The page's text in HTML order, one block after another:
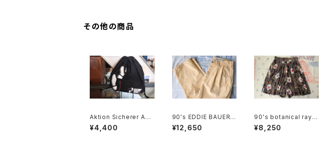
その他の商品
Aktion Sicherer Auft
ritt cotton promotio
nal drawstring Bag
¥4,400
90's EDDIE BAUER c
otton-duck 2-tuck
Pants
¥12,650
90's botanical rayo
n tucked Culottes
¥8,250